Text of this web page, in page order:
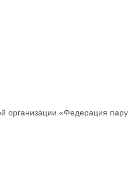
организации «Федерация